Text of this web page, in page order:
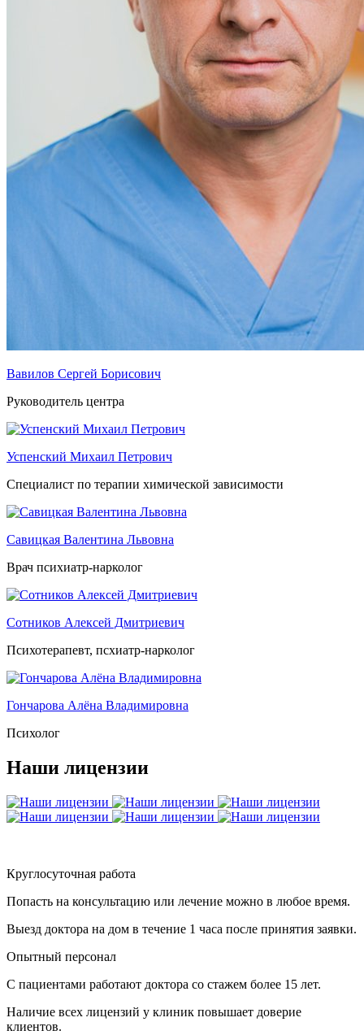
Вавилов Сергей Борисович
Руководитель центра
Успенский Михаил Петрович
Специалист по терапии химической зависимости
Савицкая Валентина Львовна
Врач психиатр-нарколог
Сотников Алексей Дмитриевич
Психотерапевт, псхиатр-нарколог
Гончарова Алёна Владимировна
Психолог
Наши лицензии
Круглосуточная работа
Попасть на консультацию или лечение можно в любое время.
Выезд доктора на дом в течение 1 часа после принятия заявки.
Опытный персонал
С пациентами работают доктора со стажем более 15 лет.
Наличие всех лицензий у клиник повышает доверие
клиентов.